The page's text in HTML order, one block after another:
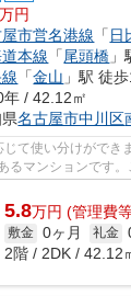
万円
市営名港線 「 日
本線 「尾頭橋
「金山 」駅 徒
年 / 42.12㎡
名古屋市中川区
て使い分けができ
マンションです。
ます。...
5.8万円 (管理費
敷金 0ヶ月 礼金
2階 / 2DK / 42.12